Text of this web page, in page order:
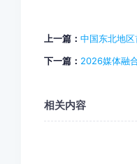
上一篇： 中国东北地
下一篇： 2026媒体融
相关内容